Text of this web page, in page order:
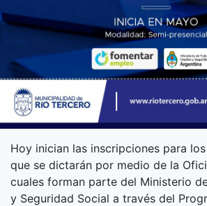
Hoy inician las inscripciones para
que se dictarán por medio de la
cuales forman parte del Ministerio
y Seguridad Social a través del